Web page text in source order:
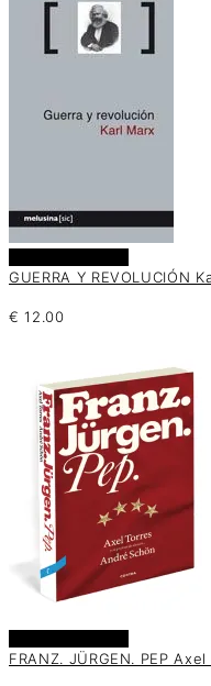
GUERRA Y REVOLUCIÓN
€ 12.00
FRANZ. JÜRGEN. PEP